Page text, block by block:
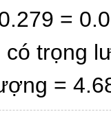
=
trọng
=